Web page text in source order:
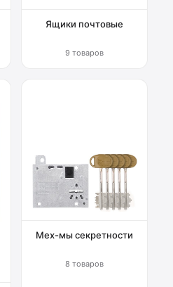
Ящики почтовые
9 товаров
Мех-мы секретности
8 товаров